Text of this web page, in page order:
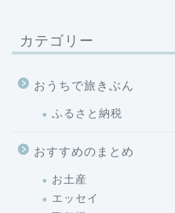
カテゴリー
おうちで旅きぶん
ふるさと納税
おすすめのまとめ
お土産
エッセイ